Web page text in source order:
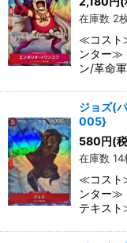
在庫数 2
≪コス
ンター
ン/革命
ジョズ(
005}
580円(
在庫数 14
≪コス
ンター
テキス